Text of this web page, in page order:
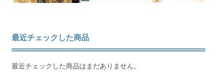
最近チェックした商品
最近チェックした商品はまだありません。